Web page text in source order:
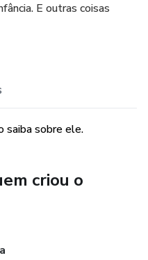
E outras coisas
saiba sobre ele.
criou o